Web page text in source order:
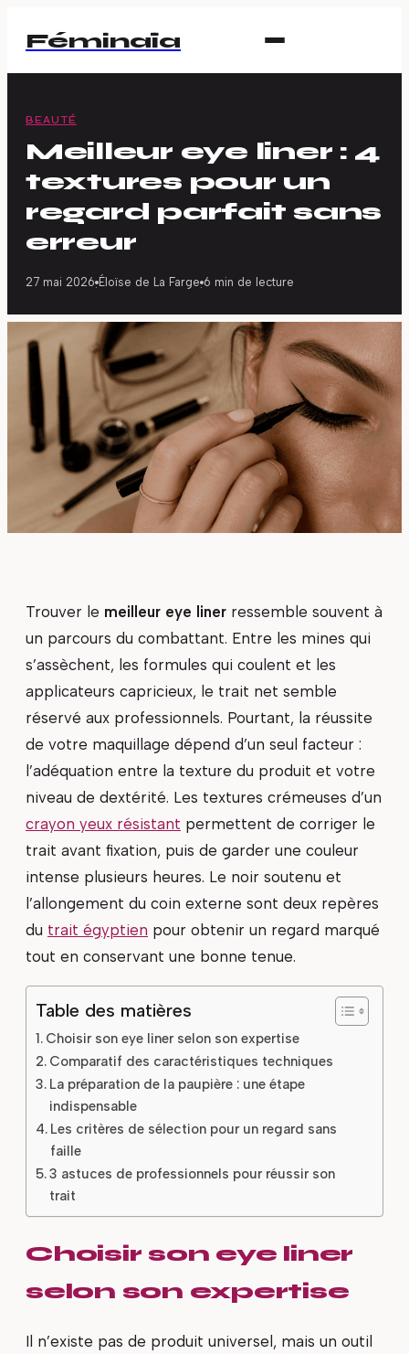
Féminaïa
BEAUTÉ
Meilleur eye liner : 4
textures pour un
regard parfait sans
erreur
27 mai 2026· Éloïse de La Farge·6 min de lecture
Trouver le meilleur eye liner ressemble souvent à
un parcours du combattant. Entre les mines qui
s’assèchent, les formules qui coulent et les
applicateurs capricieux, le trait net semble
réservé aux professionnels. Pourtant, la réussite
de votre maquillage dépend d’un seul facteur :
l’adéquation entre la texture du produit et votre
niveau de dextérité. Les textures crémeuses d’un
crayon yeux résistant permettent de corriger le
trait avant fixation, puis de garder une couleur
intense plusieurs heures. Le noir soutenu et
l’allongement du coin externe sont deux repères
du trait égyptien pour obtenir un regard marqué
tout en conservant une bonne tenue.
Table des matières
Choisir son eye liner selon son expertise
Comparatif des caractéristiques techniques
La préparation de la paupière : une étape
indispensable
Les critères de sélection pour un regard sans
faille
3 astuces de professionnels pour réussir son
trait
Choisir son eye liner
selon son expertise
Il n’existe pas de produit universel, mais un outil